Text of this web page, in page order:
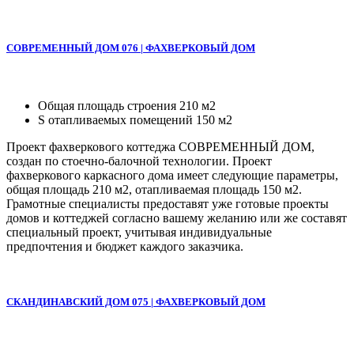
СОВРЕМЕННЫЙ ДОМ 076 | ФАХВЕРКОВЫЙ ДОМ
Общая площадь строения 210 м2
S отапливаемых помещений 150 м2
Проект фахверкового коттеджа СОВРЕМЕННЫЙ ДОМ,
создан по стоечно-балочной технологии. Проект
фахверкового каркасного дома имеет следующие параметры,
общая площадь 210 м2, отапливаемая площадь 150 м2.
Грамотные специалисты предоставят уже готовые проекты
домов и коттеджей согласно вашему желанию или же составят
специальный проект, учитывая индивидуальные
предпочтения и бюджет каждого заказчика.
СКАНДИНАВСКИЙ ДОМ 075 | ФАХВЕРКОВЫЙ ДОМ